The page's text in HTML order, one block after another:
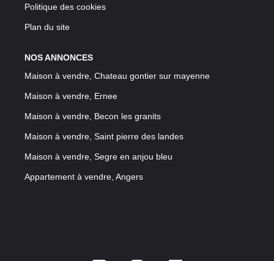
Politique des cookies
Plan du site
NOS ANNONCES
Maison à vendre, Chateau gontier sur mayenne
Maison à vendre, Ernee
Maison à vendre, Becon les granits
Maison à vendre, Saint pierre des landes
Maison à vendre, Segre en anjou bleu
Appartement à vendre, Angers